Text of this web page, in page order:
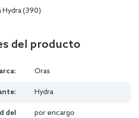
Hydra (390)
del producto
Oras
Hydra
del
por encargo